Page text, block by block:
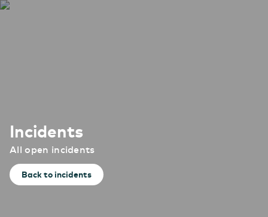
Incidents
All open incidents
Back to incidents